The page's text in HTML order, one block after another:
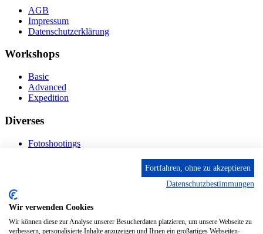
AGB
Impressum
Datenschutzerklärung
Workshops
Basic
Advanced
Expedition
Diverses
Fotoshootings
Kontakt
Fröhnstr. 4-8, 66954 Pirmasens
Diese E-Mail-Adresse ist vor Spambots geschützt! Zur
Anzeige muss JavaScript eingeschaltet sein.
Fortfahren, ohne zu akzeptieren
Datenschutzbestimmungen
Wir verwenden Cookies
Wir können diese zur Analyse unserer Besucherdaten platzieren, um unsere Webseite zu
verbessern, personalisierte Inhalte anzuzeigen und Ihnen ein großartiges Webseiten-